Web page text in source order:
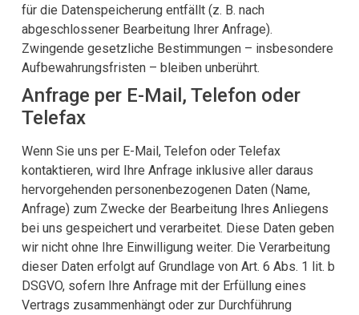
für die Datenspeicherung entfällt (z. B. nach
abgeschlossener Bearbeitung Ihrer Anfrage).
Zwingende gesetzliche Bestimmungen – insbesondere
Aufbewahrungsfristen – bleiben unberührt.
Anfrage per E-Mail, Telefon oder
Telefax
Wenn Sie uns per E-Mail, Telefon oder Telefax
kontaktieren, wird Ihre Anfrage inklusive aller daraus
hervorgehenden personenbezogenen Daten (Name,
Anfrage) zum Zwecke der Bearbeitung Ihres Anliegens
bei uns gespeichert und verarbeitet. Diese Daten geben
wir nicht ohne Ihre Einwilligung weiter. Die Verarbeitung
dieser Daten erfolgt auf Grundlage von Art. 6 Abs. 1 lit. b
DSGVO, sofern Ihre Anfrage mit der Erfüllung eines
Vertrags zusammenhängt oder zur Durchführung